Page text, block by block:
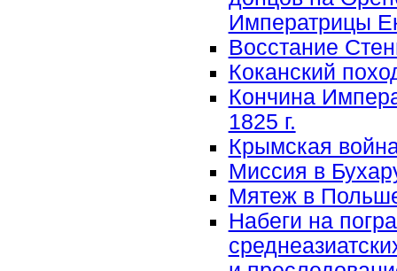
Императрицы
Восстание
Коканский
Кончина
1825 г.
Крымская
Миссия в
Мятеж в
Набеги на